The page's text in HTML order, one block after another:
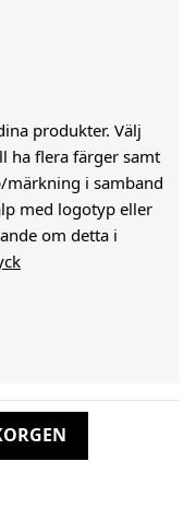
produkter. Välj
ha flera färger samt
i samband
med logotyp eller
om detta i